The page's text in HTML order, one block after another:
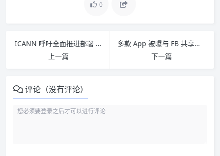
0
ICANN 呼吁全面推进部署 DNSSEC 有效阻止“中间人”域名攻击
上一篇
多款 App 被曝与 FB 共享用户敏感数据：部分 App 已改正
下一篇
评论（没有评论）